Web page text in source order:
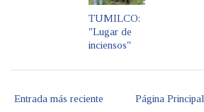
TUMILCO:
"Lugar de
inciensos"
Entrada más reciente Página Principal